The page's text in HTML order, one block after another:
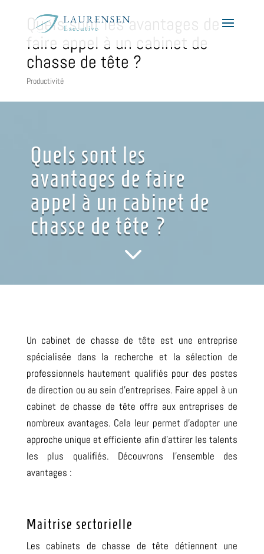
Quels sont les avantages de
faire appel à un cabinet de
chasse de tête ?
Productivité
Quels sont les
avantages de faire
appel à un cabinet de
chasse de tête ?
3
Un cabinet de chasse de tête est une entreprise
spécialisée dans la recherche et la sélection de
professionnels hautement qualifiés pour des postes
de direction ou au sein d’entreprises. Faire appel à un
cabinet de chasse de tête offre aux entreprises de
nombreux avantages. Cela leur permet d’adopter une
approche unique et efficiente afin d’attirer les talents
les plus qualifiés. Découvrons l’ensemble des
avantages :
Maitrise sectorielle
Les cabinets de chasse de tête détiennent une